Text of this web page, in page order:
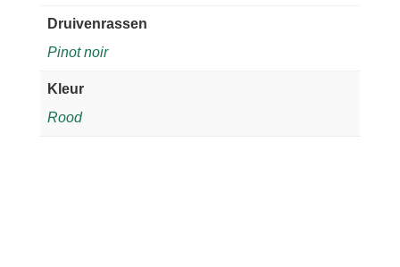
Noir
Vintage
2018
aantal
Druivenrassen
Pinot noir
Kleur
Rood